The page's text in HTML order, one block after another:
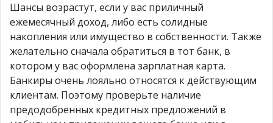
Шансы возрастут, если у вас приличный
ежемесячный доход, либо есть солидные
накопления или имущество в собственности. Также
желательно сначала обратиться в тот банк, в
котором у вас оформлена зарплатная карта.
Банкиры очень лояльно относятся к действующим
клиентам. Поэтому проверьте наличие
предодобренных кредитных предложений в